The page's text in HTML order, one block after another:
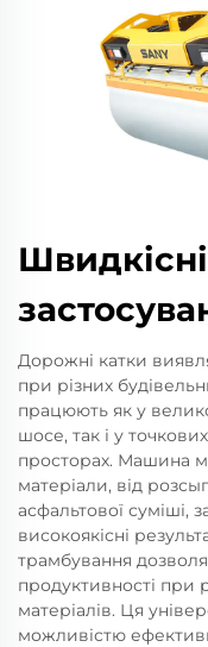
Дорожні катки
при різних
працюють як у
шосе, так і у
просторах. Машина
матеріали, від
асфальтової суміші,
високоякісні
трамбування
продуктивності при
матеріалів. Ця
можливістю